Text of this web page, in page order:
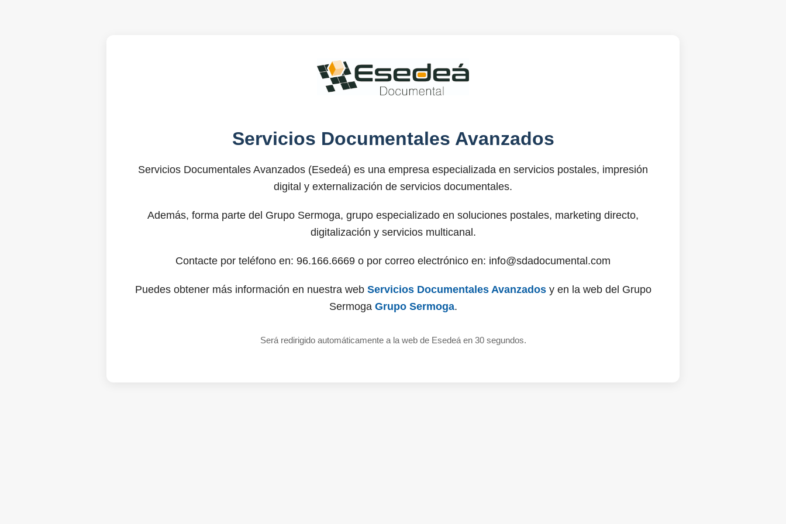
Servicios Documentales Avanzados
Servicios Documentales Avanzados (Esedeá) es una empresa especializada en servicios postales, impresión
digital y externalización de servicios documentales.
Además, forma parte del Grupo Sermoga, grupo especializado en soluciones postales, marketing directo,
digitalización y servicios multicanal.
Contacte por teléfono en: 96.166.6669 o por correo electrónico en: info@sdadocumental.com
Puedes obtener más información en nuestra web Servicios Documentales Avanzadosy en la web del Grupo
Sermoga Grupo Sermoga.
Será redirigido automáticamente a la web de Esedeá en 30 segundos.